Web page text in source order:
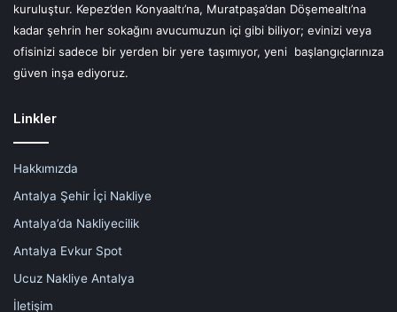
kuruluştur. Kepez’den Konyaaltı’na, Muratpaşa’dan Döşemealtı’na
kadar şehrin her sokağını avucumuzun içi gibi biliyor; evinizi veya
ofisinizi sadece bir yerden bir yere taşımıyor, yeni başlangıçlarınıza
güven inşa ediyoruz.
Linkler
Hakkımızda
Antalya Şehir İçi Nakliye
Antalya’da Nakliyecilik
Antalya Evkur Spot
Ucuz Nakliye Antalya
İletişim